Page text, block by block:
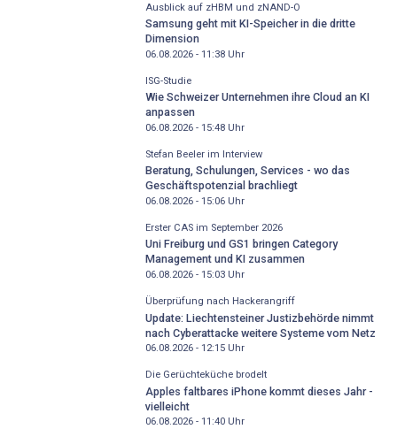
Ausblick auf zHBM und zNAND-O
Samsung geht mit KI-Speicher in die dritte
Dimension
06.08.2026 - 11:38Uhr
ISG-Studie
Wie Schweizer Unternehmen ihre Cloud an KI
anpassen
06.08.2026 - 15:48Uhr
Stefan Beeler im Interview
Beratung, Schulungen, Services - wo das
Geschäftspotenzial brachliegt
06.08.2026 - 15:06Uhr
Erster CAS im September 2026
Uni Freiburg und GS1 bringen Category
Management und KI zusammen
06.08.2026 - 15:03Uhr
Überprüfung nach Hackerangriff
Update: Liechtensteiner Justizbehörde nimmt
nach Cyberattacke weitere Systeme vom Netz
06.08.2026 - 12:15Uhr
Die Gerüchteküche brodelt
Apples faltbares iPhone kommt dieses Jahr -
vielleicht
06.08.2026 - 11:40Uhr